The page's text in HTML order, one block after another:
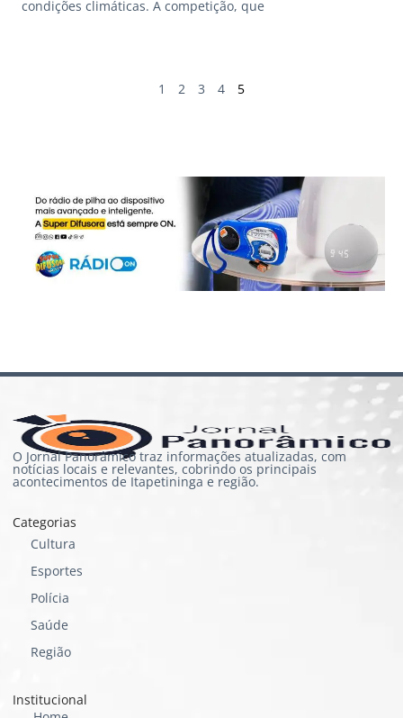
condições climáticas. A competição, que
1 2 3 4 5
O Jornal Panorâmico traz informações atualizadas, com
notícias locais e relevantes, cobrindo os principais
acontecimentos de Itapetininga e região.
Categorias
Cultura
Esportes
Polícia
Saúde
Região
Institucional